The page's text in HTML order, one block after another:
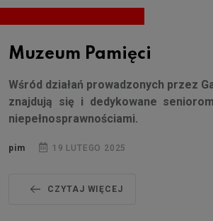
Muzeum Pamięci
Wśród działań prowadzonych przez
znajdują się i dedykowane
niepełnosprawnościami.
pim 19 LUTEGO 2025
CZYTAJ WIĘCEJ